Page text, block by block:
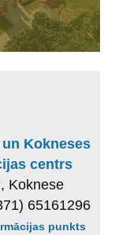
Kokneses
centrs
Koknese
65161296
punkts